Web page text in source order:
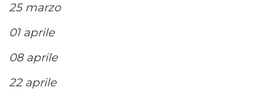
25 marzo
01 aprile
08 aprile
22 aprile